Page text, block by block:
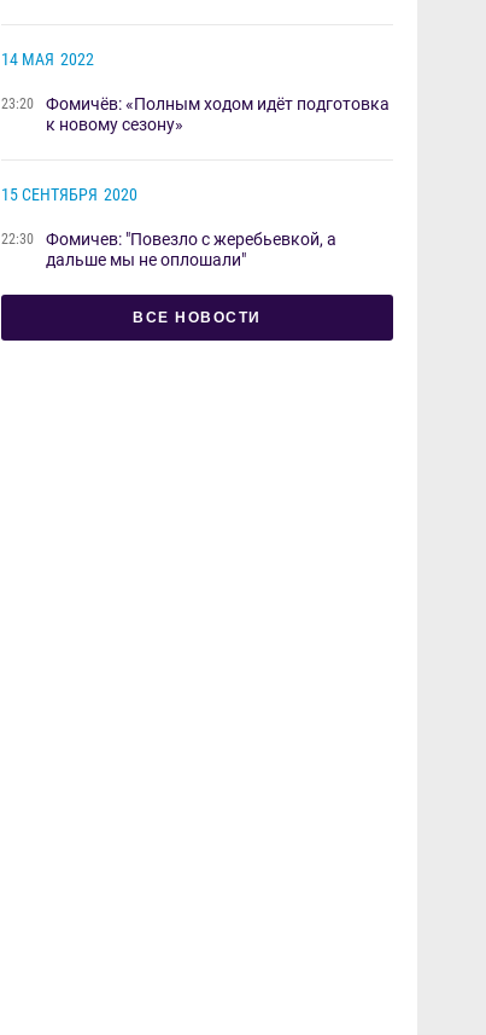
14 МАЯ 2022
23:20
Фомичёв: «Полным ходом идёт подготовка
к новому сезону»
15 СЕНТЯБРЯ 2020
22:30
Фомичев: "Повезло с жеребьевкой, а
дальше мы не оплошали"
ВСЕ НОВОСТИ